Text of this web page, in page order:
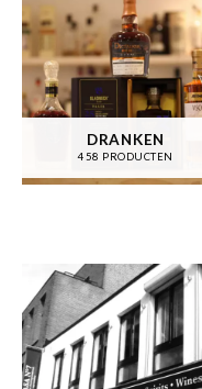
DRANKEN
458 PRODUCTEN